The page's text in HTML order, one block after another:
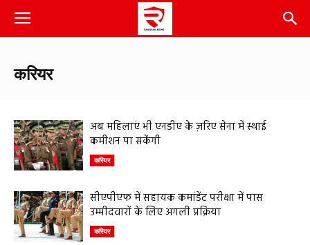
करियर
अब महिलाएं भी एनडीए के ज़रिए सेना में स्थाई
कमीशन पा सकेंगी
करियर
सीएपीएफ में सहायक कमांडेंट परीक्षा में पास
उम्मीदवारों के लिए अगली प्रक्रिया
करियर